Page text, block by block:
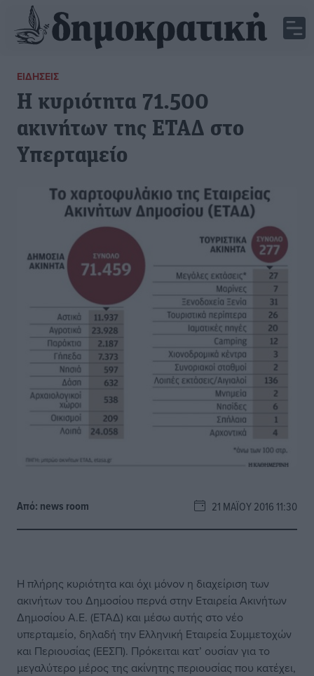
ΕΙΔΉΣΕΙΣ
Η κυριότητα 71.500
ακινήτων της ΕΤΑΔ στο
Υπερταμείο
Από: news room 21 ΜΑΪ́ΟΥ 2016 11:30
Η πλήρης κυριότητα και όχι μόνον η διαχείριση των
ακινήτων του Δημοσίου περνά στην Εταιρεία Ακινήτων
Δημοσίου Α.Ε. (ΕΤΑΔ) και μέσω αυτής στο νέο
υπερταμείο, δηλαδή την Ελληνική Εταιρεία Συμμετοχών
και Περιουσίας (ΕΕΣΠ). Πρόκειται κατ’ ουσίαν για το
μεγαλύτερο μέρος της ακίνητης περιουσίας που κατέχει,